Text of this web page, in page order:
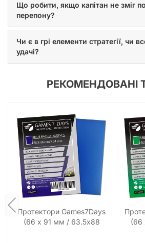
Що робити, якщо капітан не зміг
перепону?
Чи є в грі елементи стратегії, чи
удачі?
РЕКОМЕНДОВАНІ
Протектори Games7Days
(66 х 91 мм / 63.5x88
(66